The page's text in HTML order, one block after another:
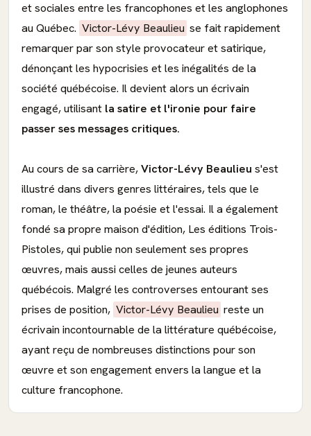
et sociales entre les francophones et les anglophones
au Québec. Victor-Lévy Beaulieu se fait rapidement
remarquer par son style provocateur et satirique,
dénonçant les hypocrisies et les inégalités de la
société québécoise. Il devient alors un écrivain
engagé, utilisant la satire et l'ironie pour faire
passer ses messages critiques.
Au cours de sa carrière,Victor-Lévy Beaulieu s'est
illustré dans divers genres littéraires, tels que le
roman, le théâtre, la poésie et l'essai. Il a également
fondé sa propre maison d'édition, Les éditions Trois-
Pistoles, qui publie non seulement ses propres
œuvres, mais aussi celles de jeunes auteurs
québécois. Malgré les controverses entourant ses
prises de position, Victor-Lévy Beaulieu reste un
écrivain incontournable de la littérature québécoise,
ayant reçu de nombreuses distinctions pour son
œuvre et son engagement envers la langue et la
culture francophone.